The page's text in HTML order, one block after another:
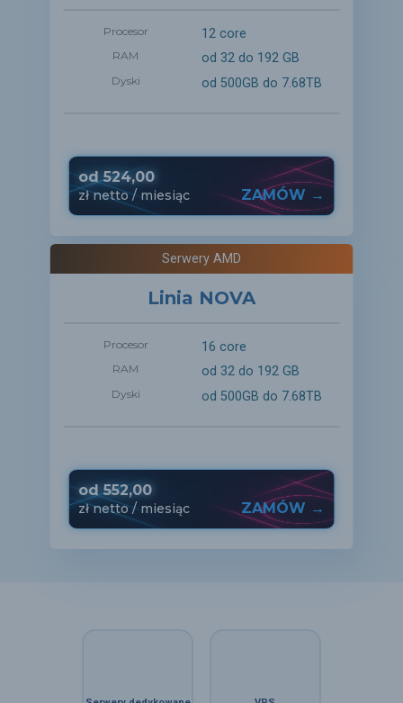
Procesor 12 core
RAM od 32 do 192 GB
Dyski od 500GB do 7.68TB
od524,00
złnetto/ miesiąc ZAMÓW →
Serwery AMD
Linia NOVA
Procesor 16 core
RAM od 32 do 192 GB
Dyski od 500GB do 7.68TB
od552,00
złnetto/ miesiąc ZAMÓW →